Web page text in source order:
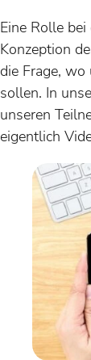
Eine Rolle
Konzeption
die Frage,
sollen. In
unseren
eigentlich